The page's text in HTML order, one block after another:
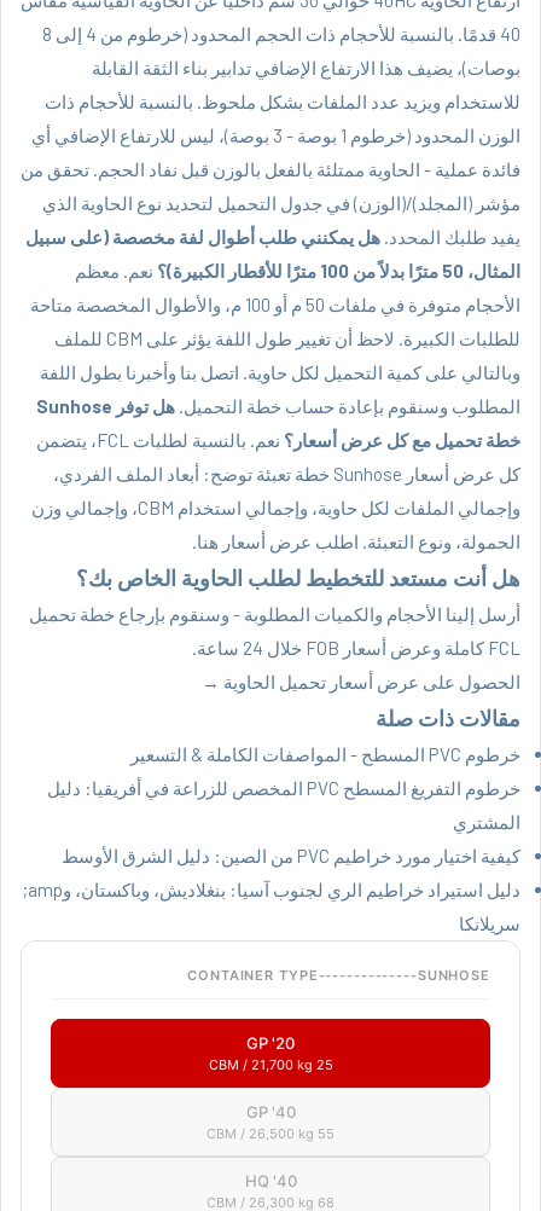
40 قدمًا. بالنسبة للأحجام ذات الحجم المحدود (خرطوم من 4 إلى 8
بوصات)، يضيف هذا الارتفاع الإضافي تدابير بناء الثقة القابلة
للاستخدام ويزيد عدد الملفات بشكل ملحوظ. بالنسبة للأحجام ذات
الوزن المحدود (خرطوم 1 بوصة - 3 بوصة)، ليس للارتفاع الإضافي أي
فائدة عملية - الحاوية ممتلئة بالفعل بالوزن قبل نفاد الحجم. تحقق من
مؤشر (المجلد)/(الوزن) في جدول التحميل لتحديد نوع الحاوية الذي
يفيد طلبك المحدد. هل يمكنني طلب أطوال لفة مخصصة (على سبيل
المثال، 50 مترًا بدلاً من 100 مترًا للأقطار الكبيرة)؟
نعم. معظم
الأحجام متوفرة في ملفات 50 م أو 100 م، والأطوال المخصصة متاحة
للطلبات الكبيرة. لاحظ أن تغيير طول اللفة يؤثر على CBM للملف
وبالتالي على كمية التحميل لكل حاوية. اتصل بنا وأخبرنا بطول اللفة
المطلوب وسنقوم بإعادة حساب خطة التحميل.
هل توفر Sunhose
خطة تحميل مع كل عرض أسعار؟
نعم. بالنسبة لطلبات FCL، يتضمن
كل عرض أسعار Sunhose خطة تعبئة توضح: أبعاد الملف الفردي،
وإجمالي الملفات لكل حاوية، وإجمالي استخدام CBM، وإجمالي وزن
الحمولة، ونوع التعبئة. اطلب عرض أسعار هنا.
هل أنت مستعد للتخطيط لطلب الحاوية الخاص بك؟
أرسل إلينا الأحجام والكميات المطلوبة - وسنقوم بإرجاع خطة تحميل
FCL كاملة وعرض أسعار FOB خلال 24 ساعة.
الحصول على عرض أسعار تحميل الحاوية →
مقالات ذات صلة
خرطوم PVC المسطح - المواصفات الكاملة & التسعير
خرطوم التفريغ المسطح PVC المخصص للزراعة في أفريقيا: دليل
المشتري
كيفية اختيار مورد خراطيم PVC من الصين: دليل الشرق الأوسط
دليل استيراد خراطيم الري لجنوب آسيا: بنغلاديش، وباكستان، وamp;
سريلانكا
CONTAINER TYPE--------------SUNHOSE
20' GP
25 CBM / 21,700 kg
40' GP
55 CBM / 26,500 kg
40' HQ
68 CBM / 26,300 kg